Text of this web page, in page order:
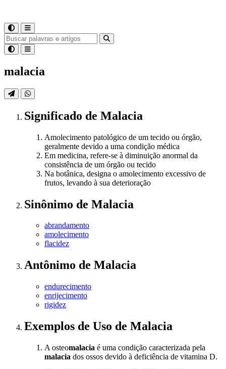
malacia
Significado de Malacia
Amolecimento patológico de um tecido ou órgão,
geralmente devido a uma condição médica
Em medicina, refere-se à diminuição anormal da
consistência de um órgão ou tecido
Na botânica, designa o amolecimento excessivo de
frutos, levando à sua deterioração
Sinônimo de Malacia
abrandamento
amolecimento
flacidez
Antônimo de Malacia
endurecimento
enrijecimento
rigidez
Exemplos de Uso de Malacia
A osteomalacia é uma condição caracterizada pela
malacia dos ossos devido à deficiência de vitamina D.